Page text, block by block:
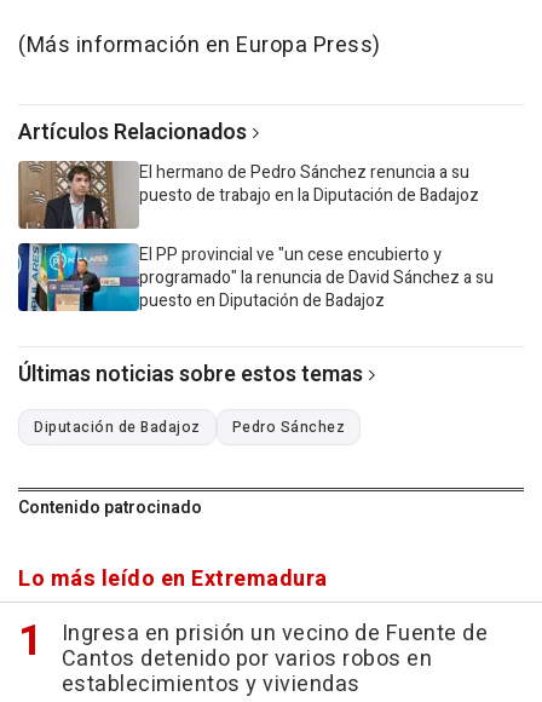
(Más información en Europa Press)
Artículos Relacionados
El hermano de Pedro Sánchez renuncia a su
puesto de trabajo en la Diputación de Badajoz
El PP provincial ve "un cese encubierto y
programado" la renuncia de David Sánchez a su
puesto en Diputación de Badajoz
Últimas noticias sobre estos temas
Diputación de Badajoz Pedro Sánchez
Contenido patrocinado
Lo más leído en Extremadura
Ingresa en prisión un vecino de Fuente de
Cantos detenido por varios robos en
establecimientos y viviendas